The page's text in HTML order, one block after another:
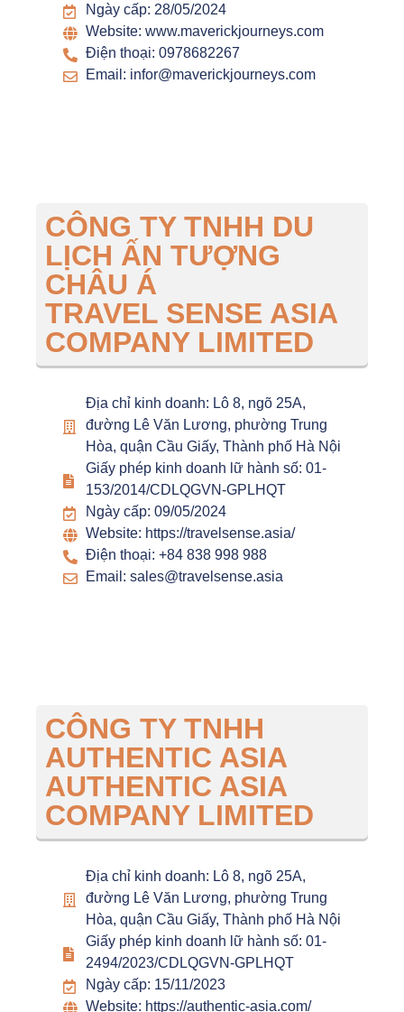
Ngày cấp: 28/05/2024
Website: www.maverickjourneys.com
Điện thoại: 0978682267
Email: infor@maverickjourneys.com
CÔNG TY TNHH DU
LỊCH ẤN TƯỢNG
CHÂU Á
TRAVEL SENSE ASIA
COMPANY LIMITED
Địa chỉ kinh doanh: Lô 8, ngõ 25A,
đường Lê Văn Lương, phường Trung
Hòa, quận Cầu Giấy, Thành phố Hà Nội
Giấy phép kinh doanh lữ hành số: 01-
153/2014/CDLQGVN-GPLHQT
Ngày cấp: 09/05/2024
Website: https://travelsense.asia/
Điện thoại: +84 838 998 988
Email: sales@travelsense.asia
CÔNG TY TNHH
AUTHENTIC ASIA
AUTHENTIC ASIA
COMPANY LIMITED
Địa chỉ kinh doanh: Lô 8, ngõ 25A,
đường Lê Văn Lương, phường Trung
Hòa, quận Cầu Giấy, Thành phố Hà Nội
Giấy phép kinh doanh lữ hành số: 01-
2494/2023/CDLQGVN-GPLHQT
Ngày cấp: 15/11/2023
Website: https://authentic-asia.com/